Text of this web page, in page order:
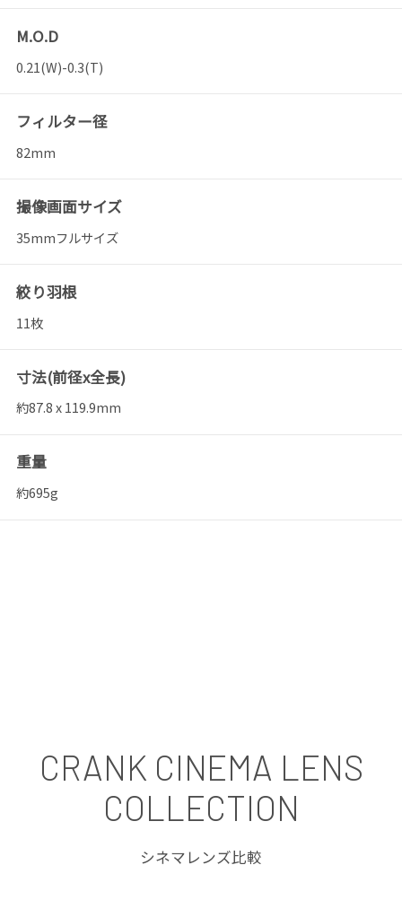
M.O.D
0.21(W)-0.3(T)
フィルター径
82mm
撮像画面サイズ
35mmフルサイズ
絞り羽根
11枚
寸法(前径x全長)
約87.8 x 119.9mm
重量
約695g
CRANK CINEMA LENS
COLLECTION
シネマレンズ比較